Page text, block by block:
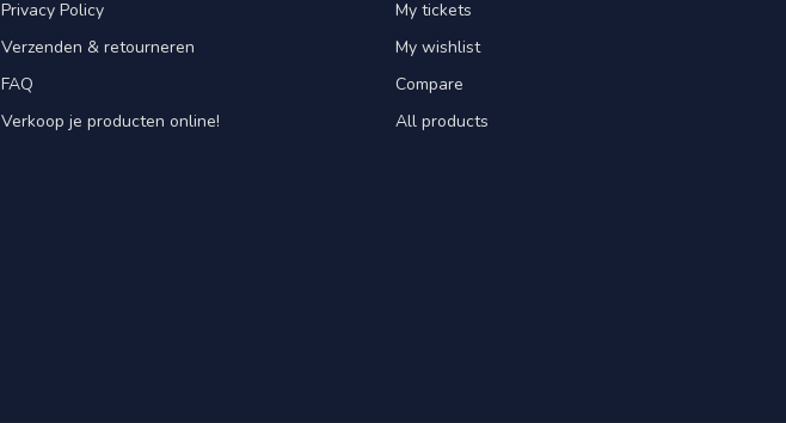
Privacy Policy
Verzenden & retourneren
FAQ
Verkoop je producten online!
My tickets
My wishlist
Compare
All products